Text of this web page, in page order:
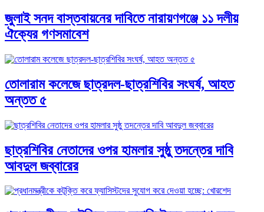
জুলাই সনদ বাস্তবায়নের দাবিতে নারায়ণগঞ্জে ১১ দলীয়
ঐক্যের গণসমাবেশ
তোলারাম কলেজে ছাত্রদল-ছাত্রশিবির সংঘর্ষ, আহত
অন্তত ৫
ছাত্রশিবির নেতাদের ওপর হামলার সুষ্ঠু তদন্তের দাবি
আবদুল জব্বারের